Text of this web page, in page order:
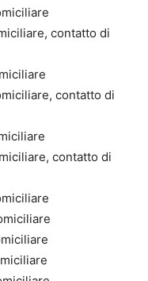
contatto di
contatto di
contatto di